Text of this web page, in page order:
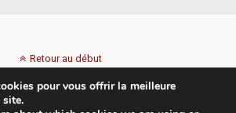
Retour au début
pour vous offrir la meilleure
site.